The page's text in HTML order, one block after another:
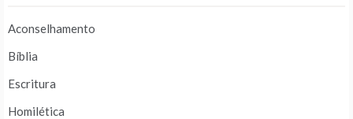
Aconselhamento
Bíblia
Escritura
Homilética